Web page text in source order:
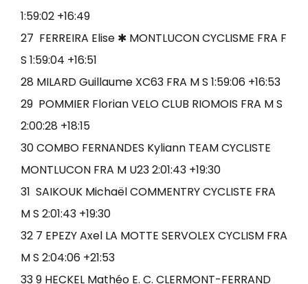
1:59:02 +16:49
27 FERREIRA Elise ✱ MONTLUCON CYCLISME FRA F
S 1:59:04 +16:51
28 MILARD Guillaume XC63 FRA M S 1:59:06 +16:53
29 POMMIER Florian VELO CLUB RIOMOIS FRA M S
2:00:28 +18:15
30 COMBO FERNANDES Kyliann TEAM CYCLISTE
MONTLUCON FRA M U23 2:01:43 +19:30
31 SAIKOUK Michaël COMMENTRY CYCLISTE FRA
M S 2:01:43 +19:30
32 7 EPEZY Axel LA MOTTE SERVOLEX CYCLISM FRA
M S 2:04:06 +21:53
33 9 HECKEL Mathéo E. C. CLERMONT-FERRAND